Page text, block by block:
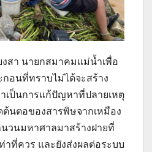
งสา นายกสมาคมแม่น้ำเพื่อ
อนที่ทราบไม่ได้จะสร้าง
าเป็นการแก้ปัญหาที่ปลายเหตุ
นตอของสารพิษจากเหมือง
วนมหาศาลมาสร้างฝายที่
าที่ควร และยังส่งผลต่อระบบ